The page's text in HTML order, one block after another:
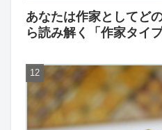
あなたは作家としてど
ら読み解く「作家タイ